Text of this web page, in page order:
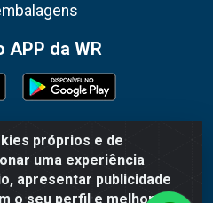
próprios e de
uma experiência
apresentar publicidade
o seu perfil e melhorar a
APP da WR
Gomes de Araújo, 1360 -
- CEP 36202-628 - CNPJ
0001-55